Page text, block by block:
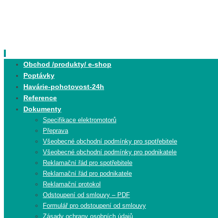
content
Obchod /produkty/ e-shop
Poptávky
Havárie-pohotovost-24h
Reference
Dokumenty
Specifikace elektromotorů
Přeprava
Všeobecné obchodní podmínky pro spotřebitele
Všeobecné obchodní podmínky pro podnikatele
Reklamační řád pro spotřebitele
Reklamační řád pro podnikatele
Reklamační protokol
Odstoupení od smlouvy – PDF
Formulář pro odstoupení od smlouvy
Zásady ochrany osobních údajů